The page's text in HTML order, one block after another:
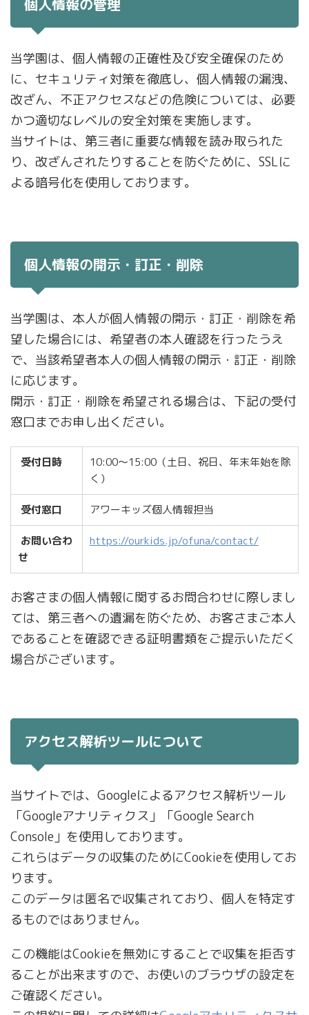
個人情報の管理
当学園は、個人情報の正確性及び安全確保のため
に、セキュリティ対策を徹底し、個人情報の漏洩、
改ざん、不正アクセスなどの危険については、必要
かつ適切なレベルの安全対策を実施します。
当サイトは、第三者に重要な情報を読み取られた
り、改ざんされたりすることを防ぐために、SSLに
よる暗号化を使用しております。
個人情報の開示・訂正・削除
当学園は、本人が個人情報の開示・訂正・削除を希
望した場合には、希望者の本人確認を行ったうえ
で、当該希望者本人の個人情報の開示・訂正・削除
に応じます。
開示・訂正・削除を希望される場合は、下記の受付
窓口までお申し出ください。
受付日時
10:00〜15:00（土日、祝日、年末年始を除
く）
受付窓口 アワーキッズ個人情報担当
お問い合わ
せ
https://ourkids.jp/ofuna/contact/
お客さまの個人情報に関するお問合わせに際しまし
ては、第三者への遺漏を防ぐため、お客さまご本人
であることを確認できる証明書類をご提示いただく
場合がございます。
アクセス解析ツールについて
当サイトでは、Googleによるアクセス解析ツール
「Googleアナリティクス」「Google Search
Console」を使用しております。
これらはデータの収集のためにCookieを使用してお
ります。
このデータは匿名で収集されており、個人を特定す
るものではありません。
この機能はCookieを無効にすることで収集を拒否す
ることが出来ますので、お使いのブラウザの設定を
ご確認ください。